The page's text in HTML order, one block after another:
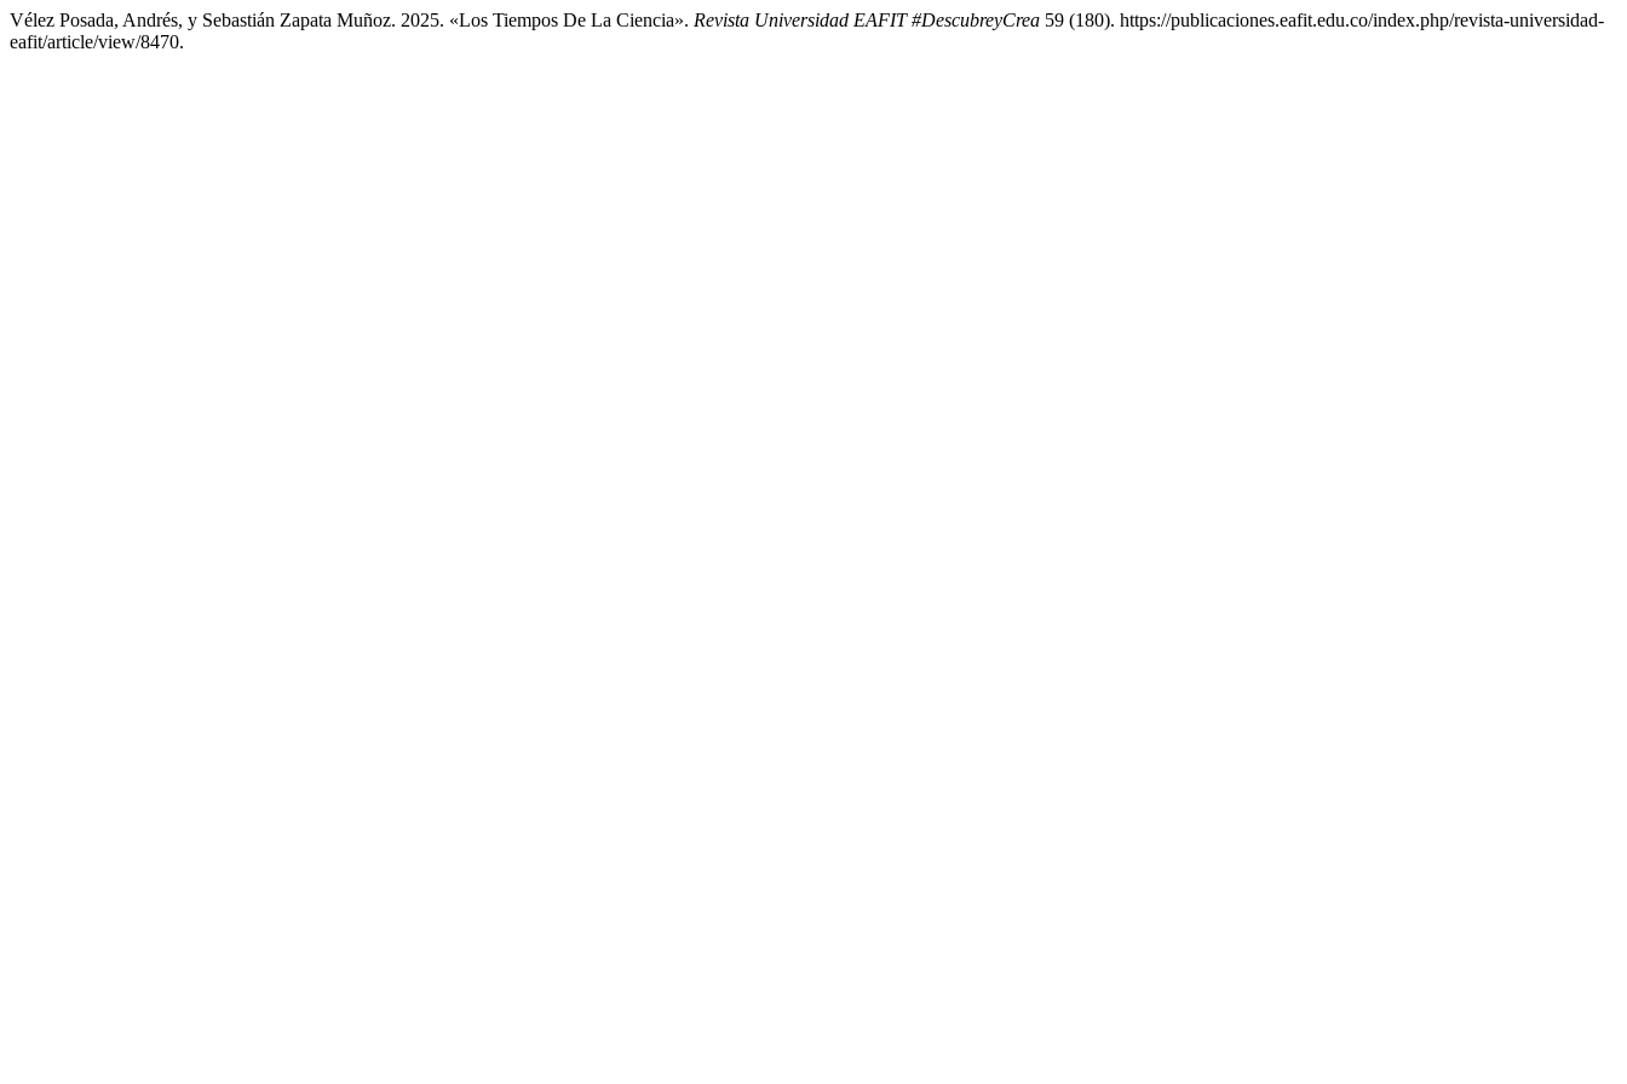
Vélez Posada, Andrés, y Sebastián Zapata Muñoz. 2025. «Los Tiempos De La Ciencia». Revista Universidad EAFIT #DescubreyCrea 59 (180). https://publicaciones.eafit.edu.co/index.php/revista-universidad-
eafit/article/view/8470.